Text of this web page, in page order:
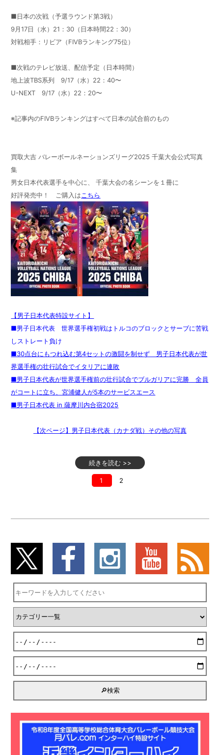
■日本の次戦（予選ラウンド第3戦）
9月17日（水）21：30（日本時間22：30）
対戦相手：リビア（FIVBランキング75位）
■次戦のテレビ放送、配信予定（日本時間）
地上波TBS系列 9/17（水）22：40〜
U-NEXT 9/17（水）22：20〜
※記事内のFIVBランキングはすべて日本の試合前のもの
買取大吉 バレーボールネーションズリーグ2025 千葉大会公式写真
集
男女日本代表選手を中心に、 千葉大会の名シーンを１冊に
好評発売中！ ご購入は こちら
【男子日本代表特設サイト】
■男子日本代表 世界選手権初戦はトルコのブロックとサーブに苦戦
しストレート負け
■30点台にもつれ込む第4セットの激闘を制せず 男子日本代表が世
界選手権の壮行試合でイタリアに連敗
■男子日本代表が世界選手権前の壮行試合でブルガリアに完勝 全員
がコートに立ち、宮浦健人が5本のサービスエース
■男子日本代表 in 薩摩川内合宿2025
【次ページ】男子日本代表（カナダ戦）その他の写真
続きを読む >>
1 2